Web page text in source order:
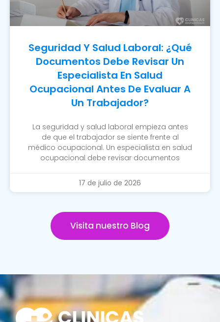
Seguridad Y Salud Laboral: ¿Qué
Documentos Debe Revisar Un
Especialista En Salud
Ocupacional Antes De Evaluar A
Un Trabajador?
La seguridad y salud laboral empieza antes
de que el trabajador se siente frente al
médico ocupacional. Un especialista en salud
ocupacional debe revisar documentos
17 de julio de 2026
Visita nuestro Blog